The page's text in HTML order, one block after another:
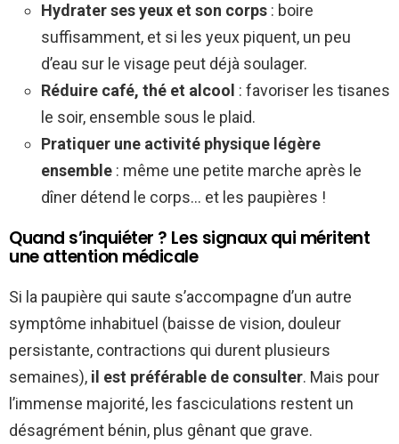
Hydrater ses yeux et son corps : boire
suffisamment, et si les yeux piquent, un peu
d’eau sur le visage peut déjà soulager.
Réduire café, thé et alcool : favoriser les tisanes
le soir, ensemble sous le plaid.
Pratiquer une activité physique légère
ensemble : même une petite marche après le
dîner détend le corps… et les paupières !
Quand s’inquiéter ? Les signaux qui méritent
une attention médicale
Si la paupière qui saute s’accompagne d’un autre
symptôme inhabituel (baisse de vision, douleur
persistante, contractions qui durent plusieurs
semaines), il est préférable de consulter. Mais pour
l’immense majorité, les fasciculations restent un
désagrément bénin, plus gênant que grave.